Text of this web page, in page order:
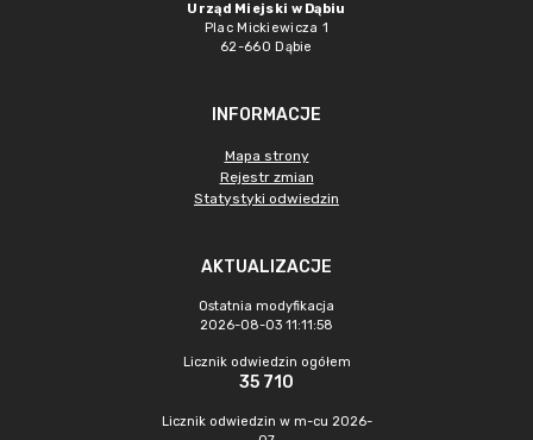
Urząd Miejski w Dąbiu
Plac Mickiewicza 1
62-660 Dąbie
INFORMACJE
Mapa strony
Rejestr zmian
Statystyki odwiedzin
AKTUALIZACJE
Ostatnia modyfikacja
2026-08-03 11:11:58
Licznik odwiedzin ogółem
35 710
Licznik odwiedzin w m-cu 2026-